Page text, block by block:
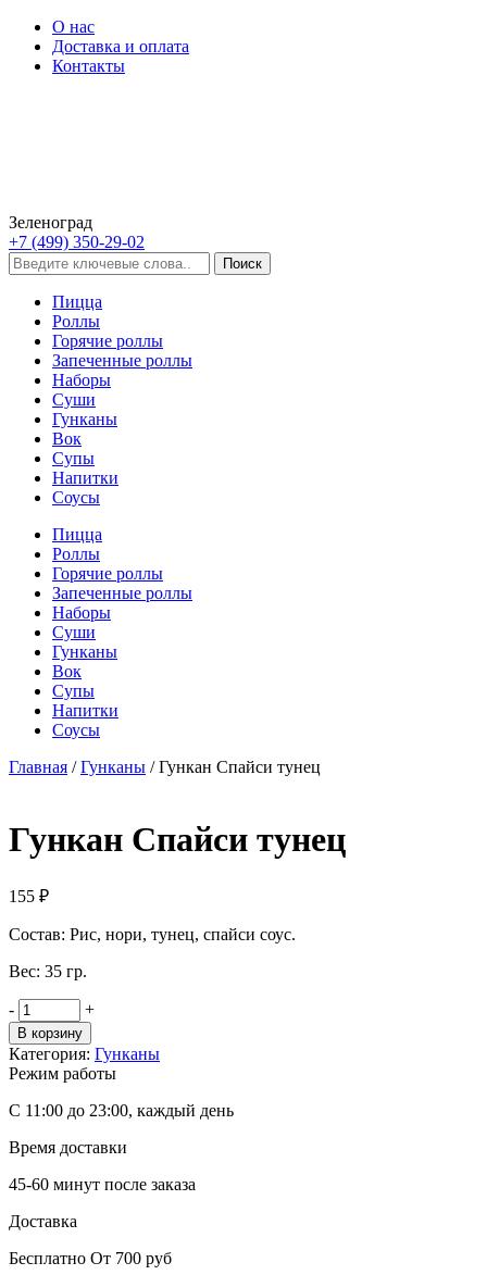
О нас
Доставка и оплата
Контакты
Зеленоград
+7 (499) 350-29-02
Пицца
Роллы
Горячие роллы
Запеченные роллы
Наборы
Суши
Гунканы
Вок
Супы
Напитки
Соусы
Пицца
Роллы
Горячие роллы
Запеченные роллы
Наборы
Суши
Гунканы
Вок
Супы
Напитки
Соусы
Главная /Гунканы / Гункан Спайси тунец
Гункан Спайси тунец
155 ₽
Состав: Рис, нори, тунец, спайси соус.
Вес: 35 гр.
- +
В корзину
Категория: Гунканы
Режим работы
С 11:00 до 23:00, каждый день
Время доставки
45-60 минут после заказа
Доставка
Бесплатно От 700 руб